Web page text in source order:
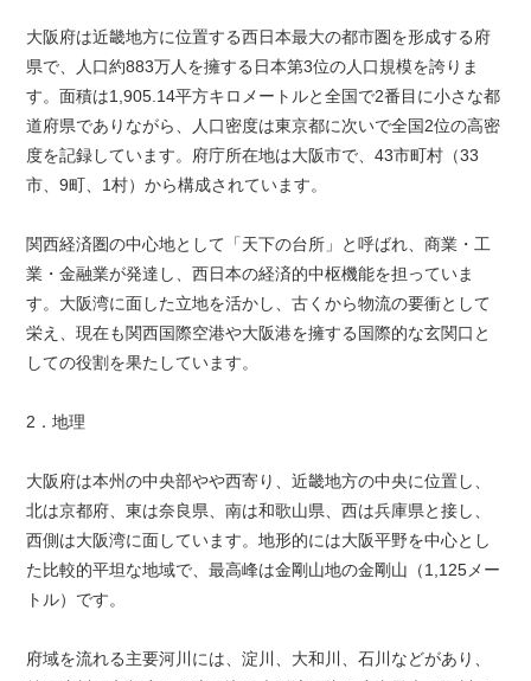
大阪府は近畿地方に位置する西日本最大の都市圏を形成する府
県で、人口約883万人を擁する日本第3位の人口規模を誇りま
す。面積は1,905.14平方キロメートルと全国で2番目に小さな都
道府県でありながら、人口密度は東京都に次いで全国2位の高密
度を記録しています。府庁所在地は大阪市で、43市町村（33
市、9町、1村）から構成されています。
関西経済圏の中心地として「天下の台所」と呼ばれ、商業・工
業・金融業が発達し、西日本の経済的中枢機能を担っていま
す。大阪湾に面した立地を活かし、古くから物流の要衝として
栄え、現在も関西国際空港や大阪港を擁する国際的な玄関口と
しての役割を果たしています。
2．地理
大阪府は本州の中央部やや西寄り、近畿地方の中央に位置し、
北は京都府、東は奈良県、南は和歌山県、西は兵庫県と接し、
西側は大阪湾に面しています。地形的には大阪平野を中心とし
た比較的平坦な地域で、最高峰は金剛山地の金剛山（1,125メー
トル）です。
府域を流れる主要河川には、淀川、大和川、石川などがあり、